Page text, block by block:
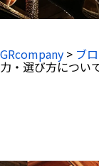
GRcompany > ブ
力・選び方につい